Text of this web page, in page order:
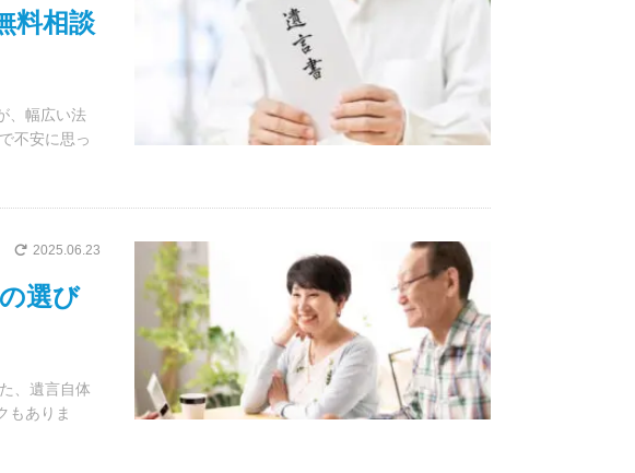
料相談
、幅広い法
不安に思っ
2025.06.23
選び
、遺言自体
もありま